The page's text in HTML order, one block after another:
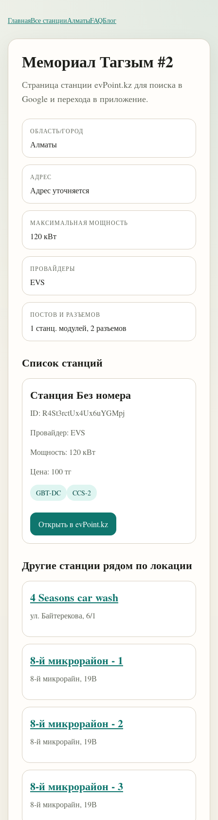
ГлавнаяВсе станцииАлматыFAQБлог
Мемориал Тагзым #2
Страница станции evPoint.kz для поиска в
Google и перехода в приложение.
ОБЛАСТЬ/ГОРОД
Алматы
АДРЕС
Адрес уточняется
МАКСИМАЛЬНАЯ МОЩНОСТЬ
120 кВт
ПРОВАЙДЕРЫ
EVS
ПОСТОВ И РАЗЪЕМОВ
1 станц. модулей, 2 разъемов
Список станций
Станция Без номера
ID: R4St3rctUx4Ux6uYGMpj
Провайдер: EVS
Мощность: 120 кВт
Цена: 100 тг
GBT-DC CCS-2
Открыть в evPoint.kz
Другие станции рядом по локации
4 Seasons car wash
ул. Байтерекова, 6/1
8-й микрорайон - 1
8-й микрорайн, 19В
8-й микрорайон - 2
8-й микрорайн, 19В
8-й микрорайон - 3
8-й микрорайн, 19В